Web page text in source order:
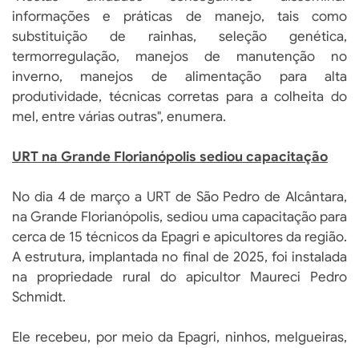
informações e práticas de manejo, tais como
substituição de rainhas, seleção genética,
termorregulação, manejos de manutenção no
inverno, manejos de alimentação para alta
produtividade, técnicas corretas para a colheita do
mel, entre várias outras", enumera.
URT na Grande Florianópolis sediou capacitação
No dia 4 de março a URT de São Pedro de Alcântara,
na Grande Florianópolis, sediou uma capacitação para
cerca de 15 técnicos da Epagri e apicultores da região.
A estrutura, implantada no final de 2025, foi instalada
na propriedade rural do apicultor Maureci Pedro
Schmidt.
Ele recebeu, por meio da Epagri, ninhos, melgueiras,